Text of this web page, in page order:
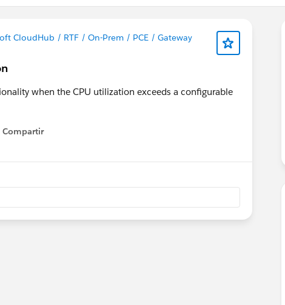
CloudHub / RTF / On-Prem / PCE / Gateway
when the CPU utilization exceeds a configurable
Compartir
Show menu